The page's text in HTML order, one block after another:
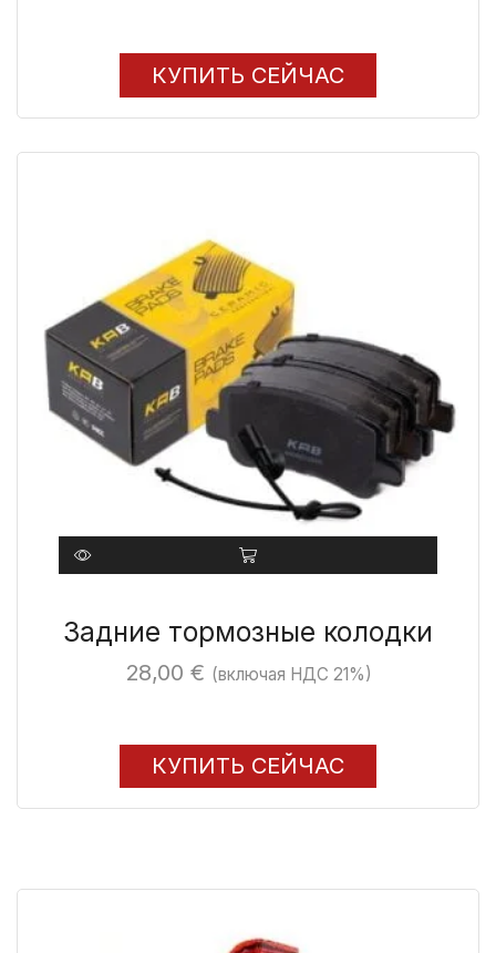
КУПИТЬ СЕЙЧАС
Задние тормозные колодки
28,00 € (включая НДС 21%)
КУПИТЬ СЕЙЧАС